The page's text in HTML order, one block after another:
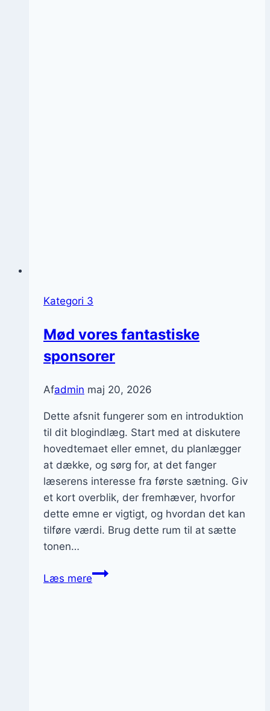
Kategori 3
Mød vores fantastiske
sponsorer
Afadmin maj 20, 2026
Dette afsnit fungerer som en introduktion
til dit blogindlæg. Start med at diskutere
hovedtemaet eller emnet, du planlægger
at dække, og sørg for, at det fanger
læserens interesse fra første sætning. Giv
et kort overblik, der fremhæver, hvorfor
dette emne er vigtigt, og hvordan det kan
tilføre værdi. Brug dette rum til at sætte
tonen…
Læs mereMød